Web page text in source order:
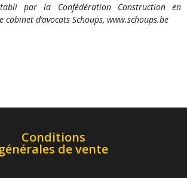
par la Confédération Construction en
d’avocats Schoups, www.schoups.be
Conditions
de vente